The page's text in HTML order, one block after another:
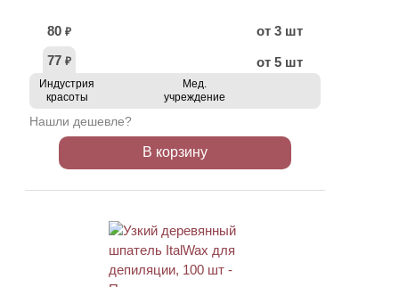
80 ₽
от 3 шт
77 ₽ от 5 шт
Индустрия
красоты
Мед.
учреждение
Нашли дешевле?
В корзину